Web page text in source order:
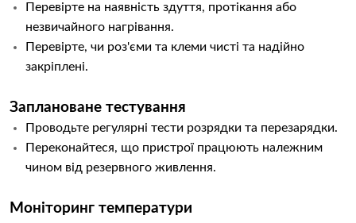
Перевірте на наявність здуття, протікання або
незвичайного нагрівання.
Перевірте, чи роз'єми та клеми чисті та надійно
закріплені.
Заплановане тестування
Проводьте регулярні тести розрядки та перезарядки.
Переконайтеся, що пристрої працюють належним
чином від резервного живлення.
Моніторинг температури